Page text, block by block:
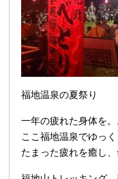
福地温泉の夏祭り
一年の疲れた身体を。
ここ福地温泉でゆっ
たまった疲れを癒し